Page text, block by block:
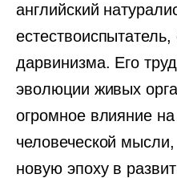
английский
дарвинизма. Его
эволюции живых
огромное влияние
человеческой
новую эпоху в